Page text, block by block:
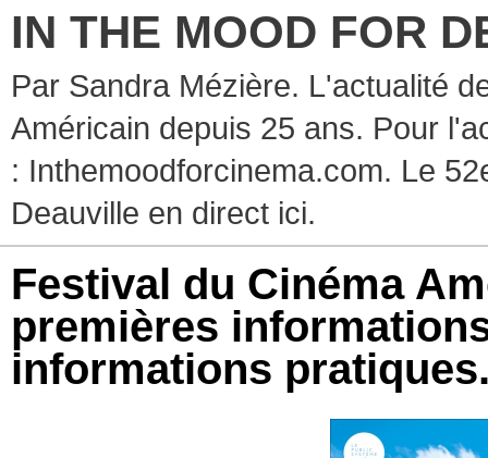
IN THE MOOD FOR
Par Sandra Mézière. L'actualité
Américain depuis 25 ans. Pour
: Inthemoodforcinema.com. Le
Deauville en direct ici.
Festival du Cinéma
premières
informations